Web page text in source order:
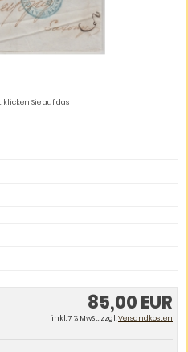
Sie auf das
85,00 EUR
inkl. 7 % MwSt. zzgl.Versandkosten